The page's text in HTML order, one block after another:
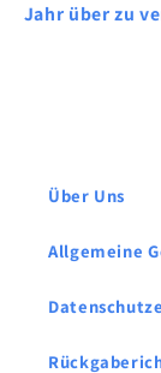
Jahr über zu
Über Uns
Allgemeine